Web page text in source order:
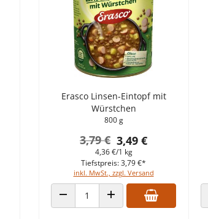
Erasco Linsen-Eintopf mit
Würstchen
800 g
3,49 €
3,79 €
4,36 €/1 kg
inkl. MwSt., zzgl. Versand
Tiefstpreis: 3,79 €*
ANZAHL VERRINGERNANZAHL ERHÖHEN